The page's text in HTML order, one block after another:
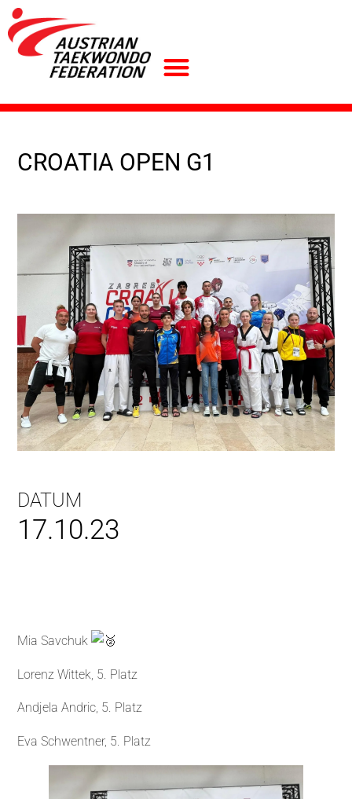
CROATIA OPEN G1
DATUM
17.10.23
Mia Savchuk
Lorenz Wittek, 5. Platz
Andjela Andric, 5. Platz
EvaSchwentner, 5. Platz